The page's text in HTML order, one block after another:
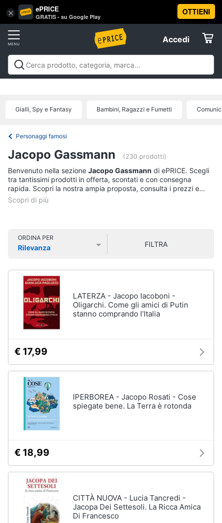
× ePRICE
GRATIS - su Google Play
OTTIENI
Accedi
Accedi
Registrati
Offerte
Tv
e
Home
Cinema
home
Audio
e
musica
Arredo
Brico
e
Giardinaggio
e
igiene
Beauty
Giocattoli
Vai
al
Libri,
cd
e
Libri
e
Attualità,
politica
e
diritto
Libri
Arte,
Architettura
Blu-
ray
Musica
Classica
disney
DVD
Gialli, Spy e Fantasy Bambini, Ragazzi e Fumetti
Personaggi famosi
Jacopo Gassmann (230 prodotti)
Benvenuto nella sezione Jacopo Gassmann di ePRICE. Scegli
tra tantissimi prodotti in offerta, scontati e con consegna
rapida. Scopri la nostra ampia proposta, consulta i prezzi e
acquista comodamente online.
ORDINA PER
Rilevanza
FILTRA
LATERZA - Jacopo Iacoboni -
Oligarchi. Come gli amici di Putin
stanno comprando l’Italia
€ 17,99
IPERBOREA - Jacopo Rosati - Cose
spiegate bene. La Terra è rotonda
€ 18,99
CITTÀ NUOVA - Lucia Tancredi -
Jacopa Dei Settesoli. La Ricca Amica
Di Francesco